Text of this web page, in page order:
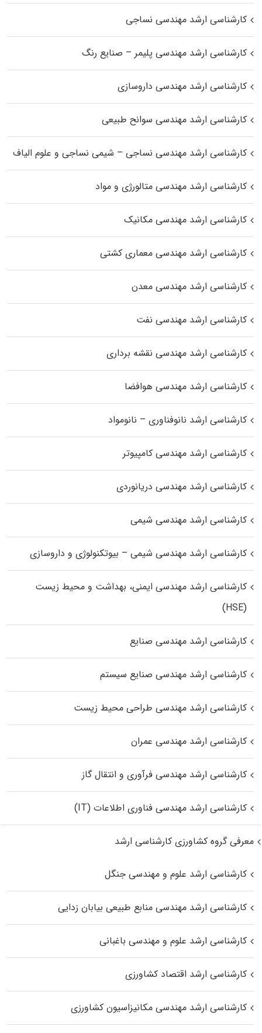
کارشناسی ارشد مهندسی نساجی
کارشناسی ارشد مهندسی پلیمر – صنایع رنگ
کارشناسی ارشد مهندسی داروسازی
کارشناسی ارشد مهندسی سوانح طبیعی
کارشناسی ارشد مهندسی نساجی – شیمی نساجی و علوم الیاف
کارشناسی ارشد مهندسی متالورژی و مواد
کارشناسی ارشد مهندسی مکانیک
کارشناسی ارشد مهندسی معماری کشتی
کارشناسی ارشد مهندسی معدن
کارشناسی ارشد مهندسی نفت
کارشناسی ارشد مهندسی نقشه برداری
کارشناسی ارشد مهندسی هوافضا
کارشناسی ارشد نانوفناوری – نانومواد
کارشناسی ارشد مهندسی کامپیوتر
کارشناسی ارشد مهندسی دریانوردی
کارشناسی ارشد مهندسی شیمی
کارشناسی ارشد مهندسی شیمی – بیوتکنولوژی و داروسازی
کارشناسی ارشد مهندسی ایمنی، بهداشت و محیط زیست
(HSE)
کارشناسی ارشد مهندسی صنایع
کارشناسی ارشد مهندسی صنایع سیستم
کارشناسی ارشد مهندسی طراحی محیط زیست
کارشناسی ارشد مهندسی عمران
کارشناسی ارشد مهندسی فرآوری و انتقال گاز
کارشناسی ارشد مهندسی فناوری اطلاعات (IT)
معرفی گروه کشاورزی کارشناسی ارشد
کارشناسی ارشد علوم و مهندسی جنگل
کارشناسی ارشد مهندسی منابع طبیعی بیابان زدایی
کارشناسی ارشد علوم و مهندسی باغبانی
کارشناسی ارشد اقتصاد کشاورزی
کارشناسی ارشد مهندسی مکانیزاسیون کشاورزی